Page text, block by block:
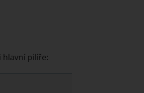
hlavní pilíře: